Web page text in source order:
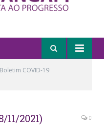
Boletim COVID-19
11/2021) 0